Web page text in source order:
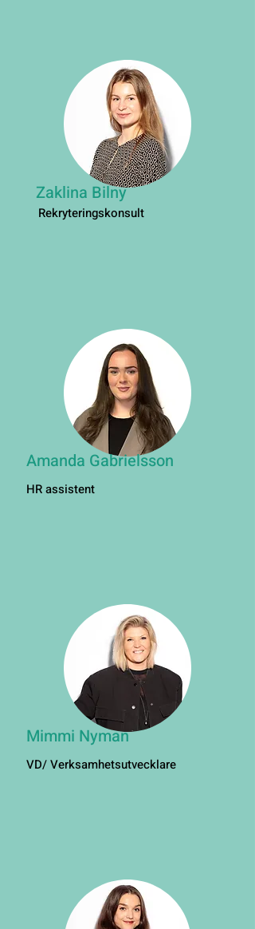
Zaklina Bilny
Rekryteringskonsult
Amanda Gabrielsson
HR assistent
Mimmi Nyman
VD/ Verksamhetsutvecklare